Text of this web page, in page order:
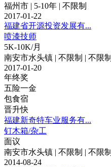
福州市 | 5-10年 | 不限制
2017-01-22
福建省开源投资发展有...
喷漆技师
5K-10K/月
南安市水头镇 | 不限制 | 不限制
2017-01-20
年终奖
五险一金
包食宿
晋升快
福建新奇特车业服务有...
钉木箱/杂工
面议
南安市水头镇 | 不限制 | 不限制
2014-08-24